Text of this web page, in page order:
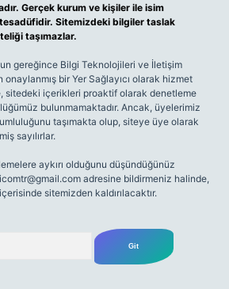
Gerçek kurum ve kişiler ile isim
Sitemizdeki bilgiler taslak
taşımazlar.
gereğince Bilgi Teknolojileri ve İletişim
onaylanmış bir Yer Sağlayıcı olarak hizmet
sitedeki içerikleri proaktif olarak denetleme
bulunmamaktadır. Ancak, üyelerimiz
taşımakta olup, siteye üye olarak
sayılırlar.
aykırı olduğunu düşündüğünüz
adresine bildirmeniz halinde,
sitemizden kaldırılacaktır.